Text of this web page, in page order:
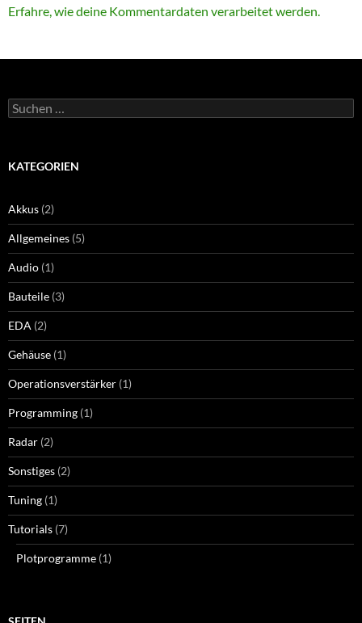
Erfahre, wie deine Kommentardaten verarbeitet werden.
Suchen
nach:
KATEGORIEN
Akkus (2)
Allgemeines (5)
Audio (1)
Bauteile (3)
EDA (2)
Gehäuse (1)
Operationsverstärker (1)
Programming (1)
Radar (2)
Sonstiges (2)
Tuning (1)
Tutorials (7)
Plotprogramme (1)